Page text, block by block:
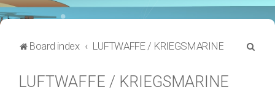
Board index LUFTWAFFE / KRIEGSMARINE
LUFTWAFFE / KRIEGSMARINE